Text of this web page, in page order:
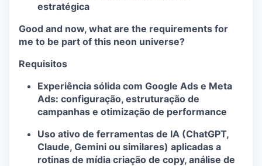
estratégica
Good and now, what are the requirements for
me to be part of this neon universe?
Requisitos
Experiência sólida com Google Ads e Meta
Ads: configuração, estruturação de
campanhas e otimização de performance
Uso ativo de ferramentas de IA (ChatGPT,
Claude, Gemini ou similares) aplicadas a
rotinas de mídia criação de copy, análise de